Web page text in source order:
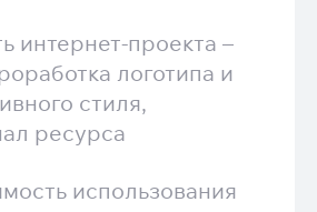
интернет-проекта –
логотипа и
стиля,
ресурса
использования